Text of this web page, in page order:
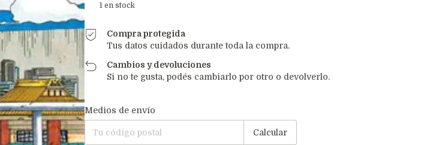
1 en stock
Compra protegida
Tus datos cuidados durante toda la compra.
Cambios y devoluciones
Si no te gusta, podés cambiarlo por otro o devolverlo.
Entregas para el CP:
Medios de envío
Calcular